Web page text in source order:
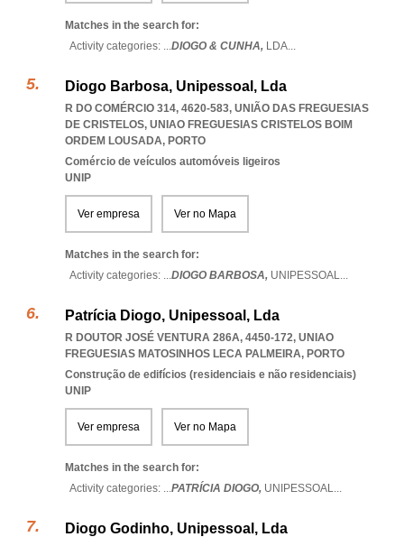
Matches in the search for:
Activity categories: ...DIOGO & CUNHA, LDA...
Diogo Barbosa, Unipessoal, Lda
R DO COMÉRCIO 314, 4620-583, UNIÃO DAS FREGUESIAS
DE CRISTELOS, UNIAO FREGUESIAS CRISTELOS BOIM
ORDEM LOUSADA, PORTO
Comércio de veículos automóveis ligeiros
UNIP
Ver empresa Ver no Mapa
Matches in the search for:
Activity categories: ...DIOGO BARBOSA, UNIPESSOAL...
Patrícia Diogo, Unipessoal, Lda
R DOUTOR JOSÉ VENTURA 286A, 4450-172, UNIAO
FREGUESIAS MATOSINHOS LECA PALMEIRA, PORTO
Construção de edifícios (residenciais e não residenciais)
UNIP
Ver empresa Ver no Mapa
Matches in the search for:
Activity categories: ...PATRÍCIA DIOGO, UNIPESSOAL...
Diogo Godinho, Unipessoal, Lda